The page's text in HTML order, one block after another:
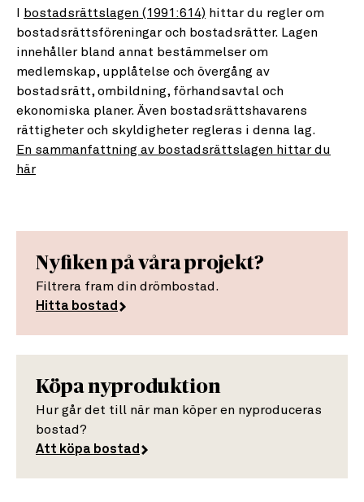
bostadsrättslagen (1991:614) hittar du regler om
bostadsrättsföreningar och bostadsrätter. Lagen
innehåller bland annat bestämmelser om
medlemskap, upplåtelse och övergång av
bostadsrätt, ombildning, förhandsavtal och
ekonomiska planer. Även bostadsrättshavarens
rättigheter och skyldigheter regleras i denna lag.
En sammanfattning av bostadsrättslagen hittar du
här
Nyfiken på våra projekt?
Filtrera fram din drömbostad.
Hitta bostad
Köpa nyproduktion
Hur går det till när man köper en nyproduceras
bostad?
Att köpa bostad